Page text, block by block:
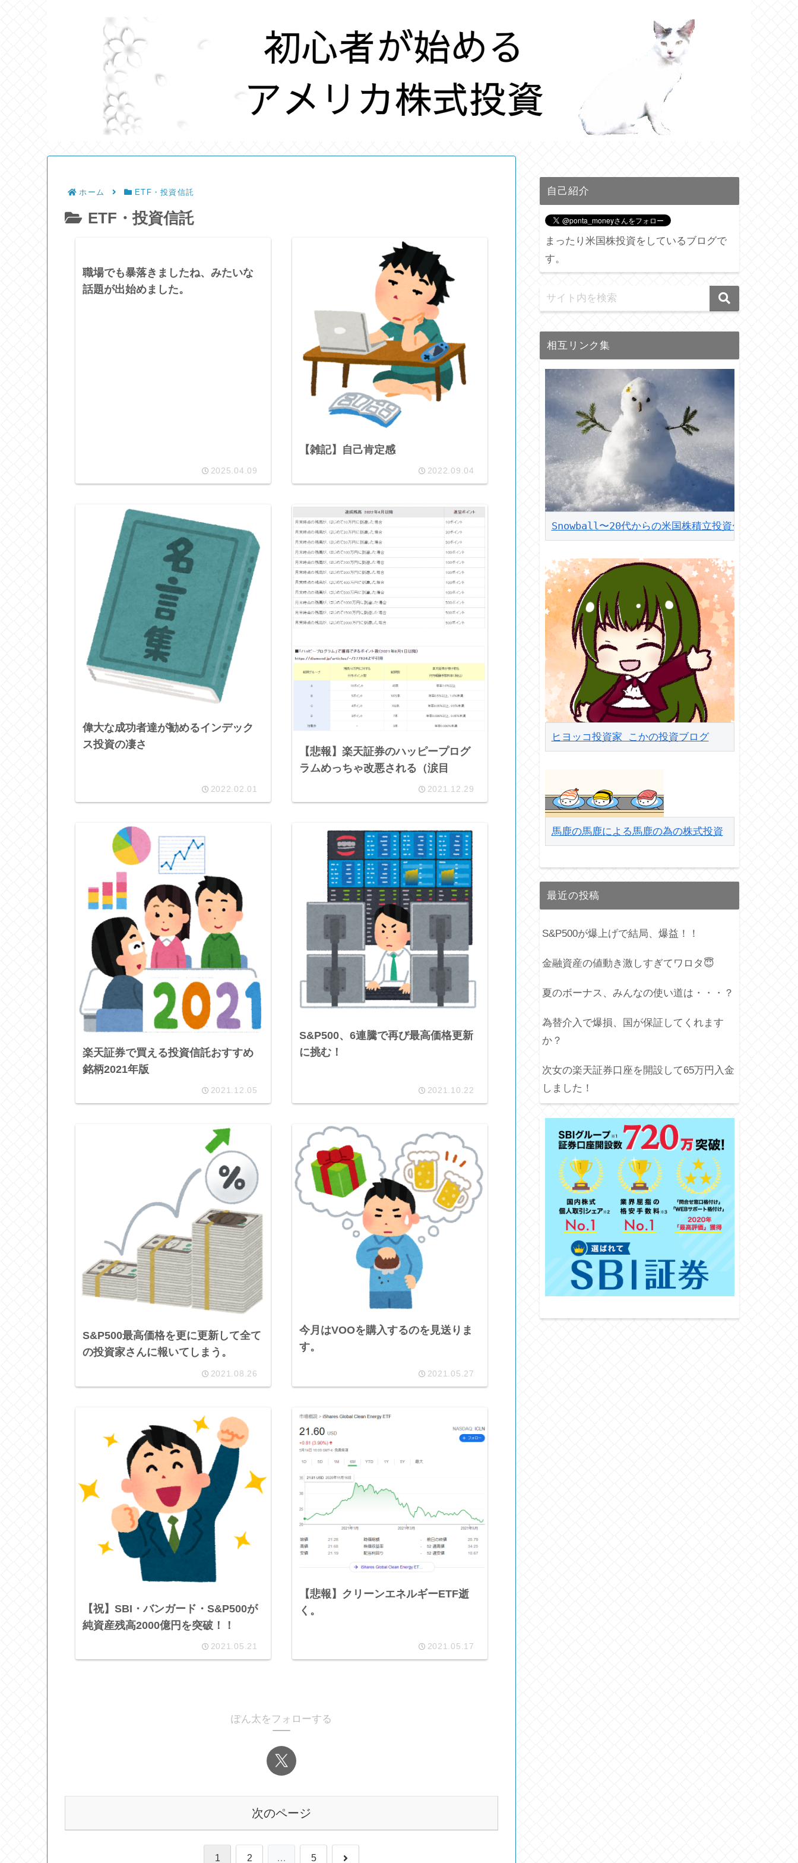
ホーム ETF・投資信託
ETF・投資信託
職場でも暴落きましたね、みたいな
話題が出始めました。
2025.04.09
【雑記】自己肯定感
2022.09.04
偉大な成功者達が勧めるインデック
ス投資の凄さ
2022.02.01
【悲報】楽天証券のハッピープログ
ラムめっちゃ改悪される（涙目
2021.12.29
楽天証券で買える投資信託おすすめ
銘柄2021年版
2021.12.05
S&P500、6連騰で再び最高価格更新
に挑む！
2021.10.22
S&P500最高価格を更に更新して全て
の投資家さんに報いてしまう。
2021.08.26
今月はVOOを購入するのを見送りま
す。
2021.05.27
【祝】SBI・バンガード・S&P500が
純資産残高2000億円を突破！！
2021.05.21
【悲報】クリーンエネルギーETF逝
く。
2021.05.17
ぽん太をフォローする
次のページ
1 2 … 5 次
自己紹介
まったり米国株投資をしているブログで
す。
相互リンク集
Snowball〜20代からの米国株積立投資〜
ヒヨッコ投資家 こかの投資ブログ
馬鹿の馬鹿による馬鹿の為の株式投資
最近の投稿
S&P500が爆上げで結局、爆益！！
金融資産の値動き激しすぎてワロタ😇
夏のボーナス、みんなの使い道は・・・？
為替介入で爆損、国が保証してくれます
か？
次女の楽天証券口座を開設して65万円入金
しました！